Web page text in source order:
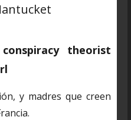
theorist
y madres que creen